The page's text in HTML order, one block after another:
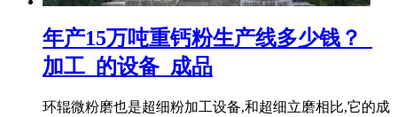
年产15万吨重钙粉生产线多少钱？_
加工_的设备_成品
环辊微粉磨也是超细粉加工设备,和超细立磨相比,它的成